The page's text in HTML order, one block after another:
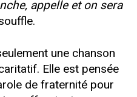
appelle et on sera
une chanson
Elle est pensée
de fraternité pour